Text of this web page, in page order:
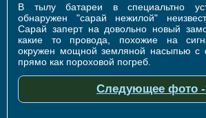
В тылу батареи в специальтно
обнаружен "сарай нежилой"
Сарай заперт на довольно новый
какие то провода, похожие на
окружен мощной земляной насыпью с
прямо как пороховой погреб.
Следующее фото